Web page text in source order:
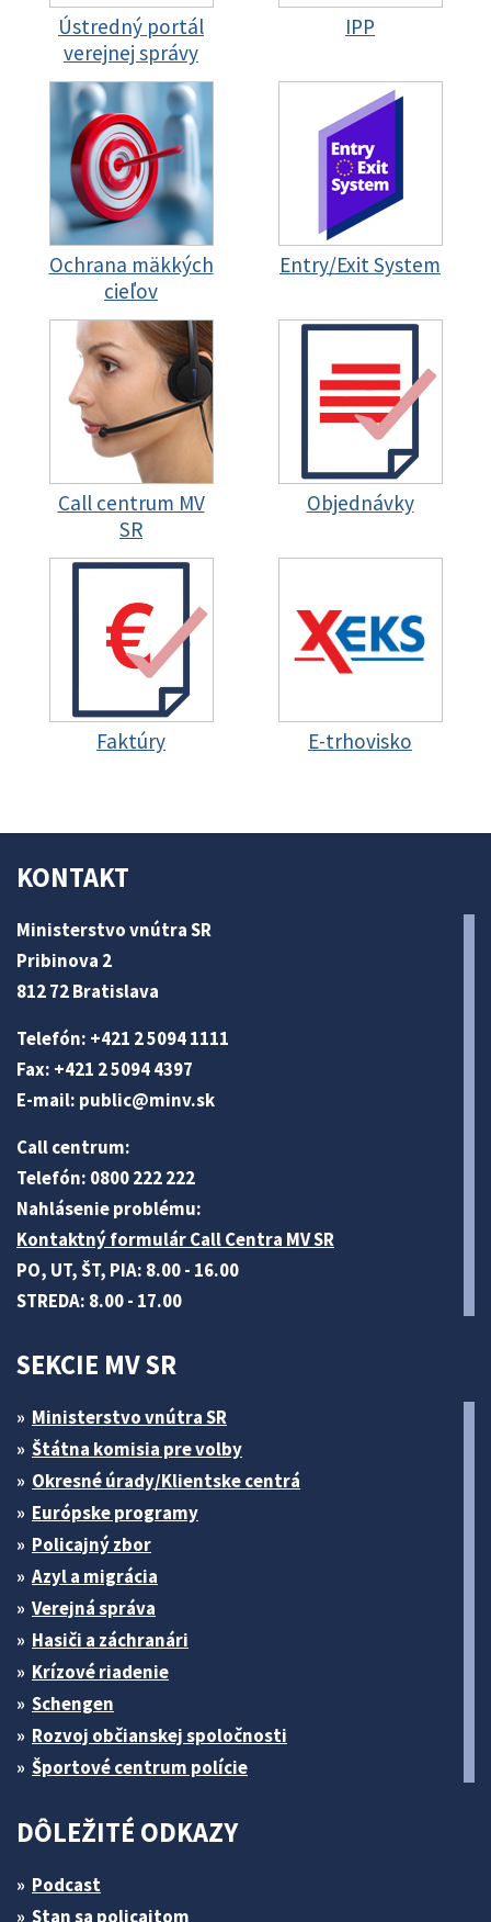
Ústredný portál
verejnej správy
IPP
Ochrana mäkkých
cieľov
Entry/Exit System
Call centrum MV
SR
Objednávky
Faktúry E-trhovisko
KONTAKT
Ministerstvo vnútra SR
Pribinova 2
812 72 Bratislava
Telefón: +421 2 5094 1111
Fax: +421 2 5094 4397
E-mail: public@minv.sk
Call centrum:
Telefón: 0800 222 222
Nahlásenie problému:
Kontaktný formulár Call Centra MV SR
PO, UT, ŠT, PIA: 8.00 - 16.00
STREDA: 8.00 - 17.00
SEKCIE MV SR
Ministerstvo vnútra SR
Štátna komisia pre volby
Okresné úrady/Klientske centrá
Európske programy
Policajný zbor
Azyl a migrácia
Verejná správa
Hasiči a záchranári
Krízové riadenie
Schengen
Rozvoj občianskej spoločnosti
Športové centrum polície
DÔLEŽITÉ ODKAZY
Podcast
Stan sa policajtom